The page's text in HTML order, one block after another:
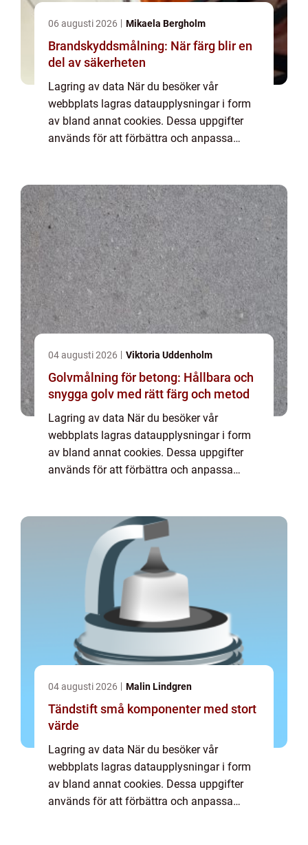
06 augusti 2026 Mikaela Bergholm
Brandskyddsmålning: När färg blir en
del av säkerheten
Lagring av data När du besöker vår
webbplats lagras dataupplysningar i form
av bland annat cookies. Dessa uppgifter
används för att förbättra och anpassa
att vi...
04 augusti 2026 Viktoria Uddenholm
Golvmålning för betong: Hållbara och
snygga golv med rätt färg och metod
Lagring av data När du besöker vår
webbplats lagras dataupplysningar i form
av bland annat cookies. Dessa uppgifter
används för att förbättra och anpassa
04 augusti 2026 Malin Lindgren
Tändstift små komponenter med stort
värde
Lagring av data När du besöker vår
webbplats lagras dataupplysningar i form
av bland annat cookies. Dessa uppgifter
används för att förbättra och anpassa